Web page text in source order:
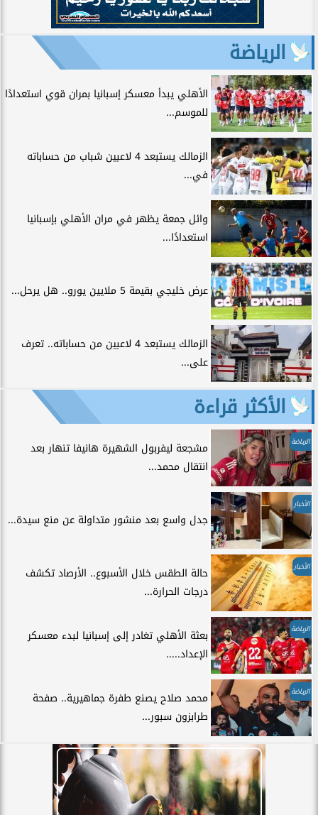
الرياضة
الأهلي يبدأ معسكر إسبانيا بمران قوي استعدادًا
للموسم...
الزمالك يستبعد 4 لاعبين شباب من حساباته
في...
وائل جمعة يظهر في مران الأهلي بإسبانيا
استعدادًا...
عرض خليجي بقيمة 5 ملايين يورو.. هل يرحل...
الزمالك يستبعد 4 لاعبين من حساباته.. تعرف
على...
الأكثر قراءة
الرياضة
مشجعة ليفربول الشهيرة هانيفا تنهار بعد
انتقال محمد...
الأخبار
جدل واسع بعد منشور متداولة عن منع سيدة...
الأخبار
حالة الطقس خلال الأسبوع.. الأرصاد تكشف
درجات الحرارة...
الرياضة
بعثة الأهلي تغادر إلى إسبانيا لبدء معسكر
الإعداد.....
الرياضة
محمد صلاح يصنع طفرة جماهيرية.. صفحة
طرابزون سبور...